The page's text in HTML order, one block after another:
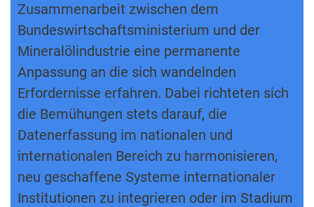
Zusammenarbeit zwischen dem
Bundeswirtschaftsministerium und der
Mineralölindustrie eine permanente
Anpassung an die sich wandelnden
Erfordernisse erfahren. Dabei richteten sich
die Bemühungen stets darauf, die
Datenerfassung im nationalen und
internationalen Bereich zu harmonisieren,
neu geschaffene Systeme internationaler
Institutionen zu integrieren oder im Stadium